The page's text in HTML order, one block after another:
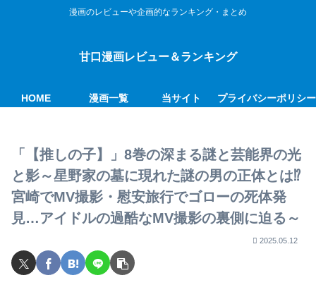
漫画のレビューや企画的なランキング・まとめ
甘口漫画レビュー＆ランキング
HOME 漫画一覧 当サイト プライバシーポリシー
「【推しの子】」8巻の深まる謎と芸能界の光
と影～星野家の墓に現れた謎の男の正体とは⁉
宮崎でMV撮影・慰安旅行でゴローの死体発
見…アイドルの過酷なMV撮影の裏側に迫る～
2025.05.12